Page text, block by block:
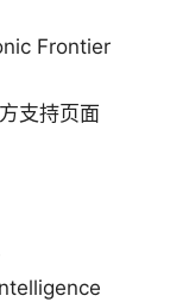
Frontier
支持页面